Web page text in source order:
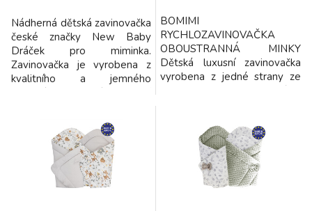
Nádherná dětská zavinovačka
české značky New Baby
Dráček pro miminka.
Zavinovačka je vyrobena z
kvalitního a jemného
teplo. Výplň je až 3 cm co
znamená, že zavinovačka je
vhodná i na chladnější dny a
je dostatečně pevná. Krásný
dětský motiv, polahodí
dětským očičkám. Zapínání na
BOMIMI
RYCHLOZAVINOVAČKA
OBOUSTRANNÁ MINKY
Dětská luxusní zavinovačka
vyrobena z jedné strany ze
Zavinovačka je nezbytnou
součástí každé výbavičky.
Díky n